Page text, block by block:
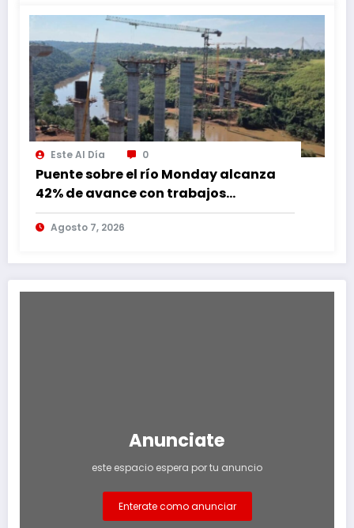
Este Al Día 0
Puente sobre el río Monday alcanza
42% de avance con trabajos
continuos
Agosto 7, 2026
Anunciate
este espacio espera por tu anuncio
Enterate como anunciar